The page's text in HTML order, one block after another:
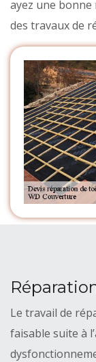
ayez une bonne
des travaux de
Le travail de
faisable suite à